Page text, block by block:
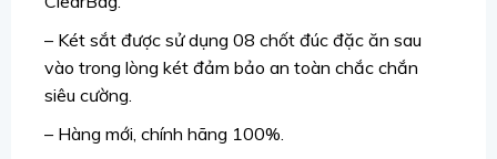
– Két sắt được sử dụng 08 chốt đúc đặc ăn sau
vào trong lòng két đảm bảo an toàn chắc chắn
siêu cường.
– Hàng mới, chính hãng 100%.